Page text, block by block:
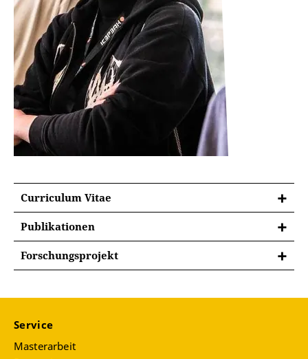
Curriculum Vitae
Publikationen
Herausgeberinnenschaften:
Erscheinen. VÖ Datum Oktober 2024 (mit Markus
Brunner/Nicola Garage/Dustin Henze/Julia
König)].
Forschungsprojekt
weibliche Homosexualität und die
Behandlungspraktiken in psychiatrischen
Einrichtungen. Dafür werden erstmals Akten aus
Service
Masterarbeit